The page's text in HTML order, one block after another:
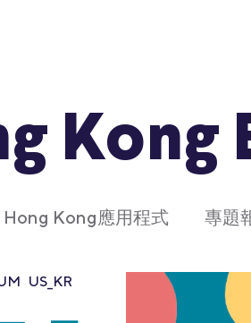
Kong
Hong Kong應用程式 專題
US_KR